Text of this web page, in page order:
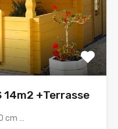
14m2 +Terrasse
cm …